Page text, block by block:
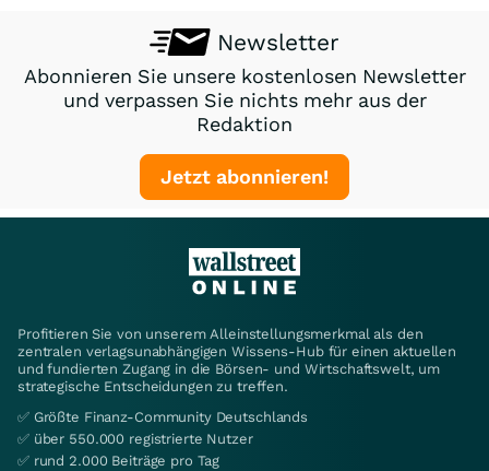
Newsletter
Abonnieren Sie unsere kostenlosen Newsletter
und verpassen Sie nichts mehr aus der
Redaktion
Jetzt abonnieren!
Profitieren Sie von unserem Alleinstellungsmerkmal als den
zentralen verlagsunabhängigen Wissens-Hub für einen aktuellen
und fundierten Zugang in die Börsen- und Wirtschaftswelt, um
strategische Entscheidungen zu treffen.
✅ Größte Finanz-Community Deutschlands
✅ über 550.000 registrierte Nutzer
✅ rund 2.000 Beiträge pro Tag